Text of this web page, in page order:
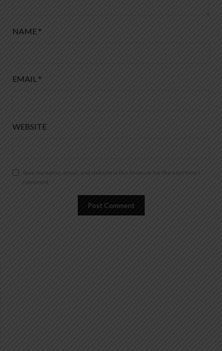
NAME *
EMAIL *
WEBSITE
Save my name, email, and website in this browser for the next time I
comment.